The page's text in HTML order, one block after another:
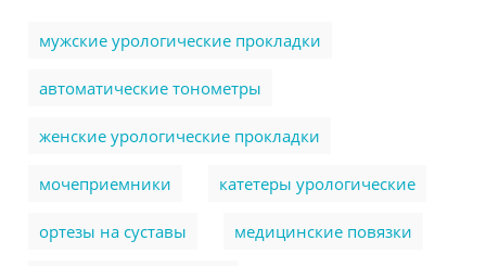
мужские урологические прокладки
автоматические тонометры
женские урологические прокладки
мочеприемники катетеры урологические
ортезы на суставы медицинские повязки